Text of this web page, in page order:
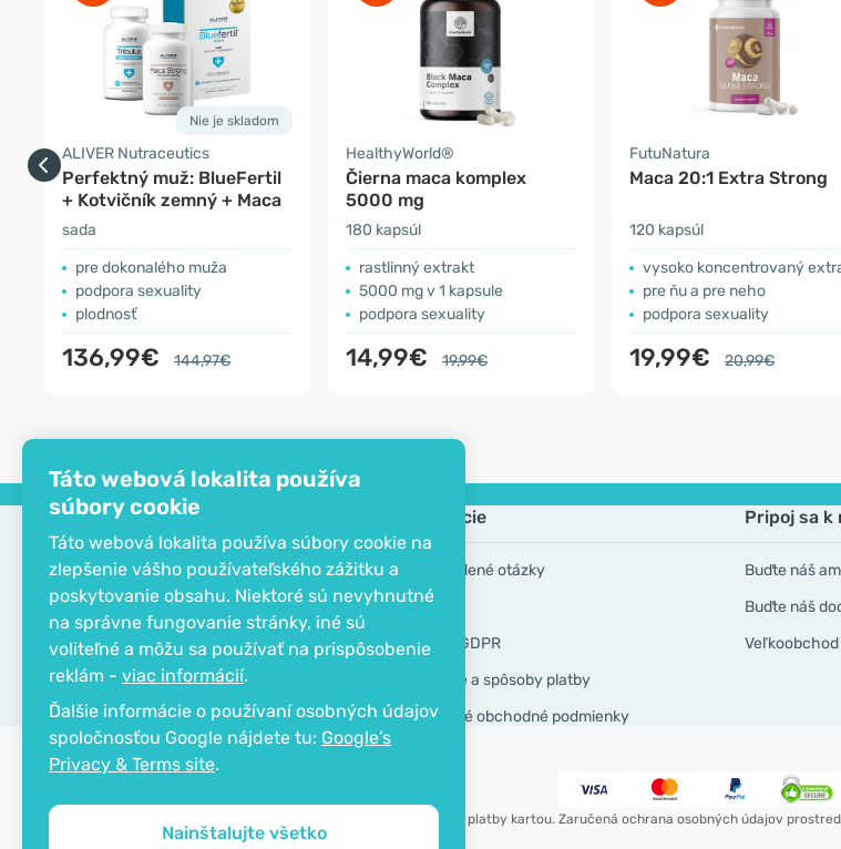
Táto webová lokalita používa
súbory cookie
Táto webová lokalita používa súbory cookie na
zlepšenie vášho používateľského zážitku a
poskytovanie obsahu. Niektoré sú nevyhnutné
na správne fungovanie stránky, iné sú
voliteľné a môžu sa používať na prispôsobenie
reklám - viac informácií.
Ďalšie informácie o používaní osobných údajov
spoločnosťou Google nájdete tu: Google’s
Privacy & Terms site.
Nainštalujte všetko
Nie je skladom
ALIVER Nutraceutics
Perfektný muž: BlueFertil
+ Kotvičník zemný + Maca
sada
pre dokonalého muža
podpora sexuality
plodnosť
136,99€ 144,97€
HealthyWorld®
Čierna maca komplex
5000 mg
180 kapsúl
rastlinný extrakt
5000 mg v 1 kapsule
podpora sexuality
14,99€ 19,99€
FutuNatura
Maca 20:1 Extra Strong
120 kapsúl
vysoko koncentrovaný
pre ňu a pre neho
podpora sexuality
19,99€ 20,99€
Spoločnosť
EKO certifikát
Kontakt
O spoločnosti
Informácie
Často kladené otázky
Značky
Nástroje GDPR
Doručenie a spôsoby platby
Všeobecné obchodné podmienky
Pripoj sa k
Buďte náš
Buďte náš
Veľkoobchod
Možnosť platby kartou. Zaručená ochrana osobných údajov
Copyright © 2012 - 2026   |   Be Healthy Group d.o.o.